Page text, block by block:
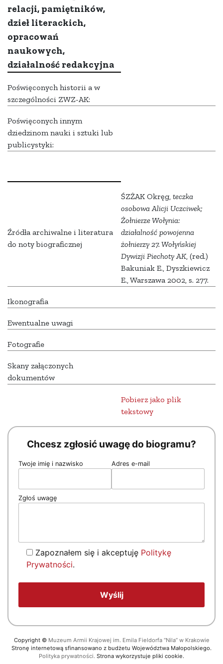
relacji, pamiętników,
dzieł literackich,
opracowań
naukowych,
działalność redakcyjna
Poświęconych historii a w
szczególności ZWZ-AK:
Poświęconych innym
dziedzinom nauki i sztuki lub
publicystyki:
Źródła archiwalne i literatura
do noty biograficznej
ŚZŻAK Okręg, teczka
osobowa Alicji Uczciwek;
Żołnierze Wołynia:
działalność powojenna
żołnierzy 27. Wołyńskiej
Dywizji Piechoty AK, (red.)
Bakuniak E., Dyszkiewicz
E., Warszawa 2002, s. 277.
Ikonografia
Ewentualne uwagi
Fotografie
Skany załączonych
dokumentów
Pobierz jako plik
tekstowy
Chcesz zgłosić uwagę do biogramu?
Twoje imię i nazwisko Adres e-mail
Zgłoś uwagę
Zapoznałem się i akceptuję Politykę
Prywatności.
Copyright © Muzeum Armii Krajowej im. Emila Fieldorfa “Nila” w Krakowie
Stronę internetową sfinansowano z budżetu Województwa Małopolskiego.
Polityka prywatności. Strona wykorzystuje pliki cookie.